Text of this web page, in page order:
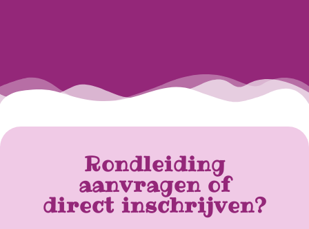
Rondleiding
aanvragen of
direct inschrijven?